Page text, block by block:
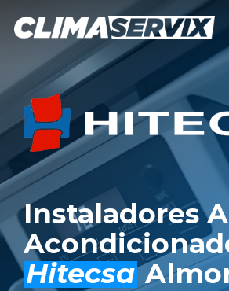
content
Instaladores
Hitecsa